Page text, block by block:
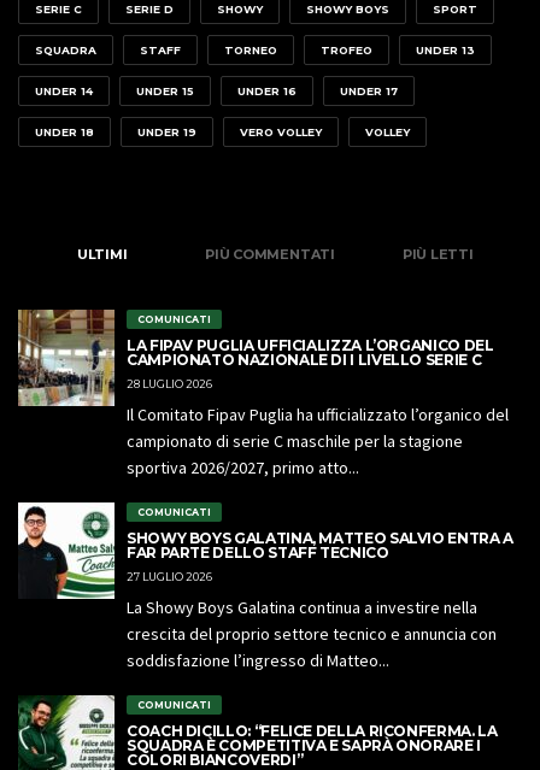
SERIE C SERIE D SHOWY SHOWY BOYS SPORT
SQUADRA STAFF TORNEO TROFEO UNDER 13
UNDER 14 UNDER 15 UNDER 16 UNDER 17
UNDER 18 UNDER 19 VERO VOLLEY VOLLEY
ULTIMI PIÙ COMMENTATI PIÙ LETTI
COMUNICATI
LA FIPAV PUGLIA UFFICIALIZZA L’ORGANICO DEL
CAMPIONATO NAZIONALE DI I LIVELLO SERIE C
28 LUGLIO 2026
Il Comitato Fipav Puglia ha ufficializzato l’organico del
campionato di serie C maschile per la stagione
sportiva 2026/2027, primo atto...
COMUNICATI
SHOWY BOYS GALATINA, MATTEO SALVIO ENTRA A
FAR PARTE DELLO STAFF TECNICO
27 LUGLIO 2026
La Showy Boys Galatina continua a investire nella
crescita del proprio settore tecnico e annuncia con
soddisfazione l’ingresso di Matteo...
COMUNICATI
COACH DICILLO: “FELICE DELLA RICONFERMA. LA
SQUADRA È COMPETITIVA E SAPRÀ ONORARE I
COLORI BIANCOVERDI”